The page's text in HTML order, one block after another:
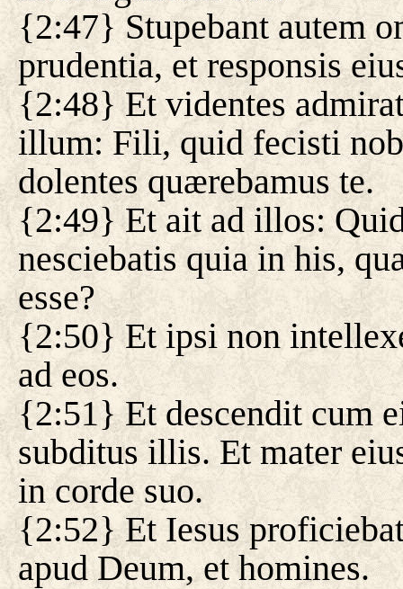
{2:47} Stupebant autem
prudentia, et responsis
{2:48} Et videntes
illum: Fili, quid fecisti
dolentes quærebamus te.
{2:49} Et ait ad illos:
nesciebatis quia in his,
esse?
{2:50} Et ipsi non
ad eos.
{2:51} Et descendit cum
subditus illis. Et mater
in corde suo.
{2:52} Et Iesus
apud Deum, et homines.